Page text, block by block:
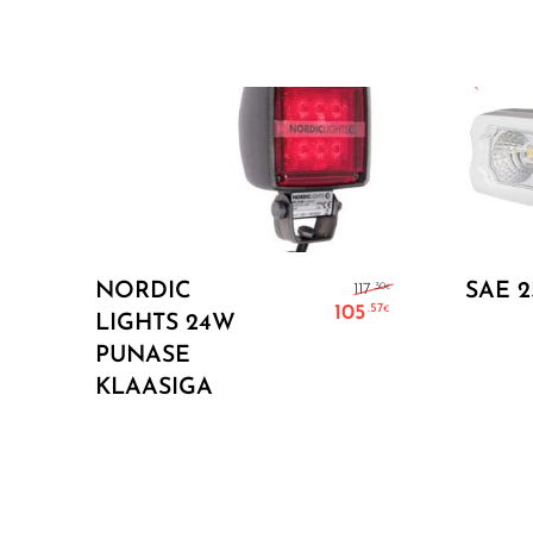
NORDIC
LIGHTS 24W
PUNASE
KLAASIGA
117 .30€ Algne hind oli:
105.57€
SAE